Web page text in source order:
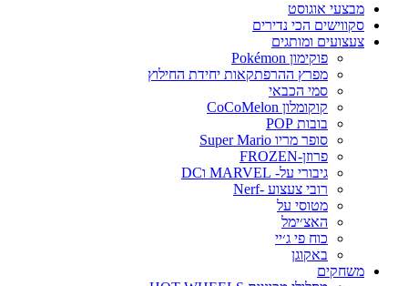
מבצעי אוגוסט
סקווישים הכי נדירים
צעצועים ומותגים
פוקימון Pokémon
מפרץ ההרפתקאות יחידת החילוץ
סמי הכבאי
קוקומלון CoCoMelon
בובות POP
סופר מריו Super Mario
פרוזן-FROZEN
גיבורי על- MARVEL וDC
רובי צעצוע -Nerf
מטוסי על
האצ׳ימל
כוח פי ג׳יי
באקוגן
משחקים